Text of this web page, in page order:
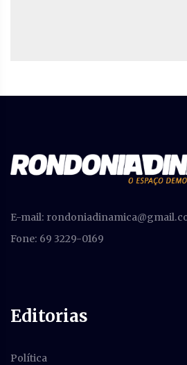
E-mail:
Fone: 69 3229-0169
Editorias
Política